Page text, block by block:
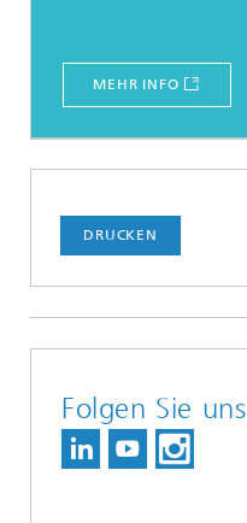
MEHR INFO
DRUCKEN
Folgen Sie uns